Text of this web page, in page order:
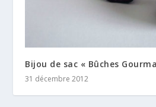
Bijou de sac « Bûches
31 décembre 2012